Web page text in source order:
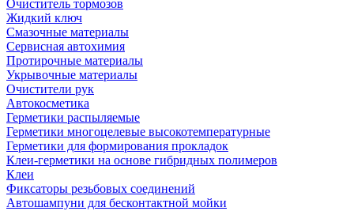
Очиститель тормозов
Жидкий ключ
Смазочные материалы
Сервисная автохимия
Протирочные материалы
Укрывочные материалы
Очистители рук
Автокосметика
Герметики распыляемые
Герметики многоцелевые высокотемпературные
Герметики для формирования прокладок
Клеи-герметики на основе гибридных полимеров
Клеи
Фиксаторы резьбовых соединений
Автошампуни для бесконтактной мойки